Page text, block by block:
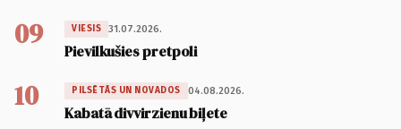
09 VIESIS 31.07.2026.
Pievilkušies pretpoli
10 PILSĒTĀS UN NOVADOS 04.08.2026.
Kabatā divvirzienu biļete